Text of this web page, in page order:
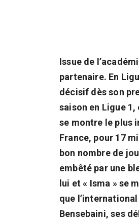
Issue de
partenaire. En
décisif dès son
saison en Ligue
se montre le plus
France, pour 17
bon nombre de
embêté par une
lui et « Isma » se
que
Bensebaini, ses